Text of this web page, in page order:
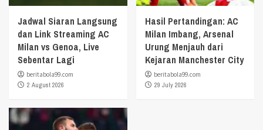
Jadwal Siaran Langsung
dan Link Streaming AC
Milan vs Genoa, Live
Sebentar Lagi
beritabola99.com
2 August 2026
Hasil Pertandingan: AC
Milan Imbang, Arsenal
Urung Menjauh dari
Kejaran Manchester City
beritabola99.com
29 July 2026